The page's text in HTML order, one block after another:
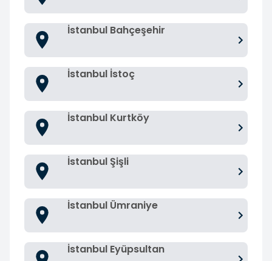
İstanbul Bahçeşehir
İstanbul İstoç
İstanbul Kurtköy
İstanbul Şişli
İstanbul Ümraniye
İstanbul Eyüpsultan